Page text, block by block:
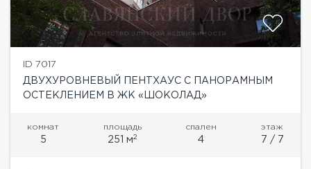
ID 7017
ДВУХУРОВНЕВЫЙ ПЕНТХАУС С ПАНОРАМНЫМ
ОСТЕКЛЕНИЕМ В ЖК «ШОКОЛАД»
комнат
5
площадь
251 м2
спален
4
этаж
7 / 7